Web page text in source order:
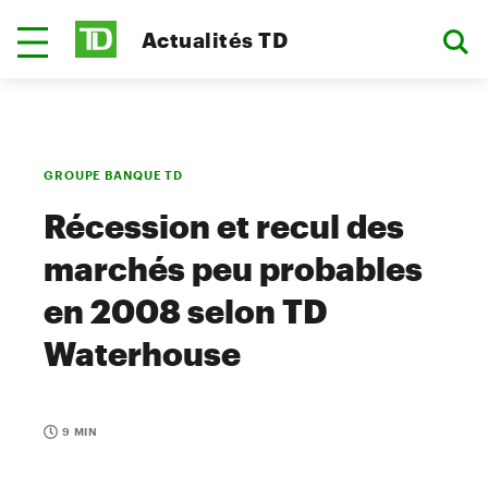
Actualités TD
GROUPE BANQUE TD
Récession et recul des
marchés peu probables
en 2008 selon TD
Waterhouse
9 MIN